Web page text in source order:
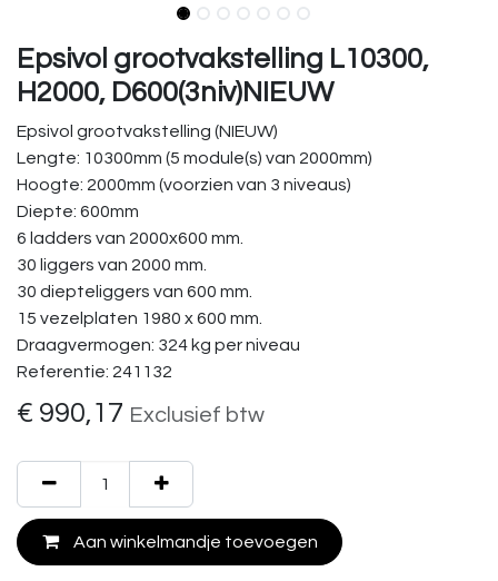
Epsivol grootvakstelling L10300,
H2000, D600(3niv)NIEUW
Epsivol grootvakstelling (NIEUW)
Lengte: 10300mm (5 module(s) van 2000mm)
Hoogte: 2000mm (voorzien van 3 niveaus)
Diepte: 600mm
6 ladders van 2000x600 mm.
30 liggers van 2000 mm.
30 diepteliggers van 600 mm.
15 vezelplaten 1980 x 600 mm.
Draagvermogen: 324 kg per niveau
Referentie: 241132
€ 990,17 Exclusief btw
Aan winkelmandje toevoegen